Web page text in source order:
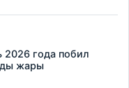
2026 года побил
жары